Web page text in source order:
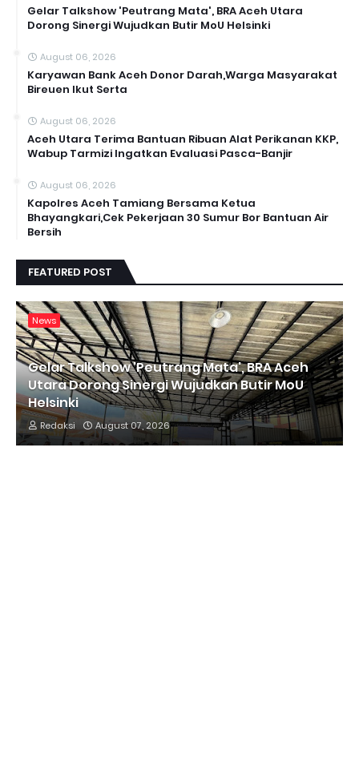
Gelar Talkshow 'Peutrang Mata', BRA Aceh Utara
Dorong Sinergi Wujudkan Butir MoU Helsinki
August 06, 2026
Karyawan Bank Aceh Donor Darah,Warga Masyarakat
Bireuen Ikut Serta
August 06, 2026
Aceh Utara Terima Bantuan Ribuan Alat Perikanan KKP,
Wabup Tarmizi Ingatkan Evaluasi Pasca-Banjir
August 06, 2026
Kapolres Aceh Tamiang Bersama Ketua
Bhayangkari,Cek Pekerjaan 30 Sumur Bor Bantuan Air
Bersih
FEATURED POST
News
Gelar Talkshow 'Peutrang Mata', BRA Aceh
Utara Dorong Sinergi Wujudkan Butir MoU
Helsinki
Redaksi August 07, 2026